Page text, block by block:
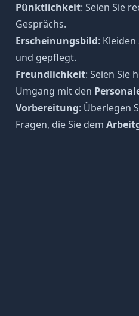
Pünktlichkeit: Seien Sie
Gesprächs.
Erscheinungsbild:
und gepflegt.
Freundlichkeit: Seien Sie
Umgang mit den
Vorbereitung: Überlegen
Fragen, die Sie dem